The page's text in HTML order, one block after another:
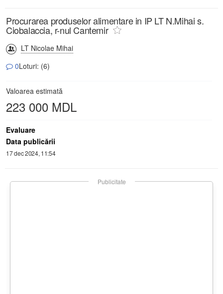
Procurarea produselor alimentare in IP LT N.Mihai s.
Ciobalaccia, r-nul Cantemir
LT Nicolae Mihai
0Loturi: (6)
Valoarea estimată
223 000 MDL
Evaluare
Data publicării
17 dec 2024, 11:54
Publicitate